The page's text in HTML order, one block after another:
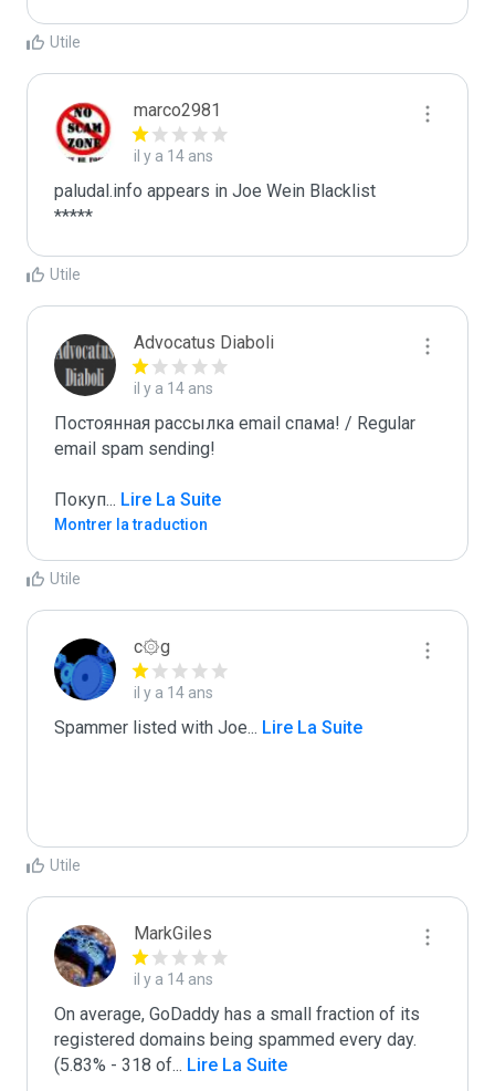
Utile
marco2981
il y a 14 ans
paludal.info appears in Joe Wein Blacklist
*****
Utile
Advocatus Diaboli
il y a 14 ans
Постоянная рассылка email спама! / Regular
email spam sending!
Покуп... Lire La Suite
Montrer la traduction
Utile
c۞g
il y a 14 ans
Spammer listed with Joe... Lire La Suite
Utile
MarkGiles
il y a 14 ans
On average, GoDaddy has a small fraction of its
registered domains being spammed every day.
(5.83% - 318 of... Lire La Suite